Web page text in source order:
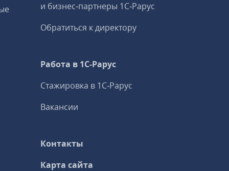
и бизнес‑партнеры 1С‑Рарус
Обратиться к директору
Работа в 1С‑Рарус
Стажировка в 1С‑Рарус
Вакансии
Контакты
Карта сайта